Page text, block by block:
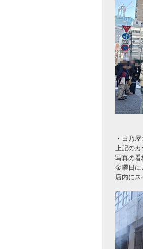
・日乃
上記のカ
写真の
金曜日に
店内に